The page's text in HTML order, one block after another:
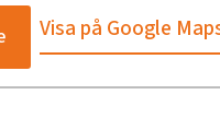
Visa på Google